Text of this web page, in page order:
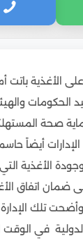
على الأغذية باتت
الحكومات
صحة
أيضاً
الأغذية
ضمان اتفاق
تلك
الدولية في